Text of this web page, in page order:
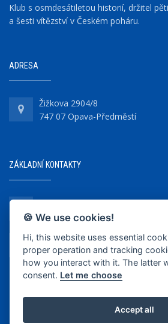
Klub s osmdesátiletou historií, držitel
a šesti vítězství v Českém poháru.
ADRESA
Žižkova 2904/8
747 07 Opava-Předměstí
ZÁKLADNÍ KONTAKTY
+420 737 218 679
info@bkopava.cz
www.bkopava.cz
🍪 We use cookies!
Hi, this website uses essential
proper operation and tracking
how you interact with it. The latter
consent. Let me choose
Accept all